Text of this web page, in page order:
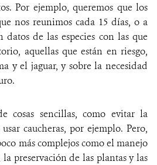
Por ejemplo, queremos que los
nos reunimos cada 15 días, o a
datos de las especies con las que
aquellas que están en riesgo,
y el jaguar, y sobre la necesidad
cosas sencillas, como evitar la
caucheras, por ejemplo. Pero,
más complejos como el manejo
preservación de las plantas y las